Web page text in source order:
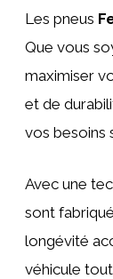
Les pneus
Que vous
maximiser
et de
vos besoins
Avec une
sont
longévité
véhicule